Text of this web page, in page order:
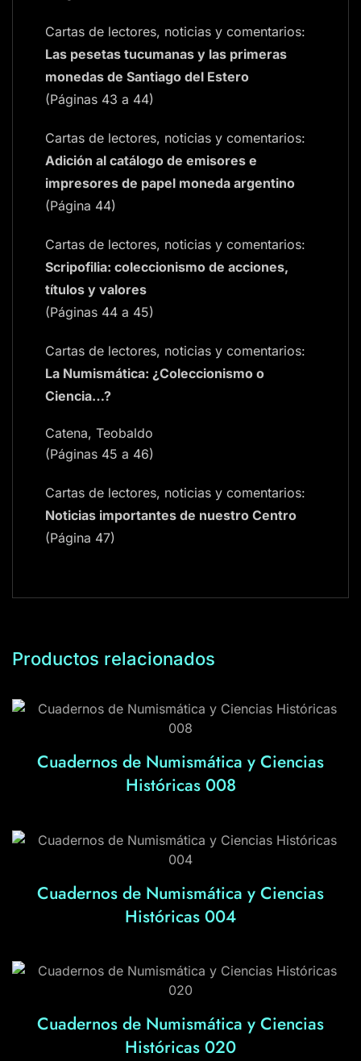
Cartas de lectores, noticias y comentarios:
Las pesetas tucumanas y las primeras
monedas de Santiago del Estero
(Páginas 43 a 44)
Cartas de lectores, noticias y comentarios:
Adición al catálogo de emisores e
impresores de papel moneda argentino
(Página 44)
Cartas de lectores, noticias y comentarios:
Scripofilia: coleccionismo de acciones,
títulos y valores
(Páginas 44 a 45)
Cartas de lectores, noticias y comentarios:
La Numismática: ¿Coleccionismo o
Ciencia…?
Catena, Teobaldo
(Páginas 45 a 46)
Cartas de lectores, noticias y comentarios:
Noticias importantes de nuestro Centro
(Página 47)
Productos relacionados
Cuadernos de Numismática y Ciencias
Históricas 008
Cuadernos de Numismática y Ciencias
Históricas 004
Cuadernos de Numismática y Ciencias
Históricas 020